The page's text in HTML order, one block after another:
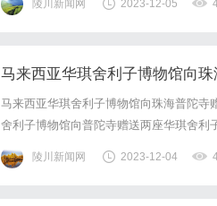
次盛典演出星光熠熠，在花儿乐队热闹的
陵川新闻网 2023-12-05
马来西亚华琪舍利子博物馆向
马来西亚华琪舍利子博物馆向珠海普陀寺
舍利子博物馆向普陀寺赠送两座华琪舍利
波罗密寺住持吴祺迪瓦拉尊者及其追随者
陵川新闻网 2023-12-04